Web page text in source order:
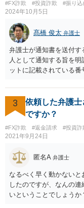
#FX詐欺 #投資詐欺 #振り込
2024年10月5日
髙橋 俊太 弁護士
弁護士が通知書を送付
人として通知する旨を
ットに記載されている
護士検索でその弁護士
絡をして、通知書の内
3
依頼した弁護
ですか？
#FX詐欺 #返金請求 #投資詐
2021年9月24日
匿名A 弁護士
なるべく早く動かない
したのですが、なんの
いということでしょう